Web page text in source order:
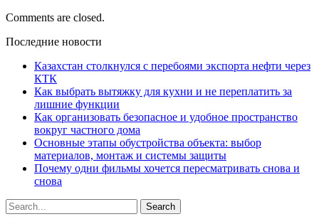
Comments are closed.
Последние новости
Казахстан столкнулся с перебоями экспорта нефти через
КТК
Как выбрать вытяжку для кухни и не переплатить за
лишние функции
Как организовать безопасное и удобное пространство
вокруг частного дома
Основные этапы обустройства объекта: выбор
материалов, монтаж и системы защиты
Почему одни фильмы хочется пересматривать снова и
снова